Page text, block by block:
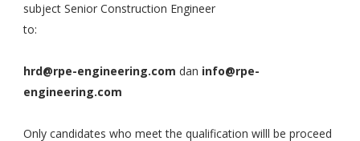
subject Senior Construction Engineer
to:
hrd@rpe-engineering.com dan info@rpe-
engineering.com
Only candidates who meet the qualification willl be proceed